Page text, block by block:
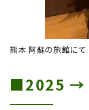
熊本 阿蘇の旅館にて
■2025 →